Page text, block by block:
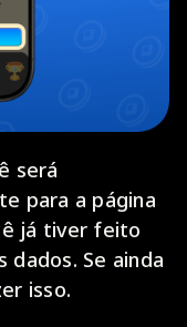
será
para a página
já tiver feito
dados. Se ainda
isso.